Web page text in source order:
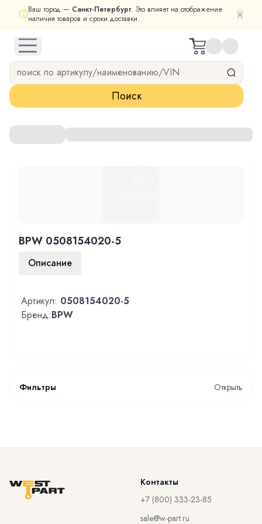
Ваш город — Санкт-Петербург. Это влияет на отображение
наличия товаров и сроки доставки.
×
open navigation menu
Поиск
BPW 0508154020-5
Описание
Артикул: 0508154020-5
Бренд:BPW
Фильтры Открыть
Контакты
+7 (800) 333-23-85
sale@w-part.ru